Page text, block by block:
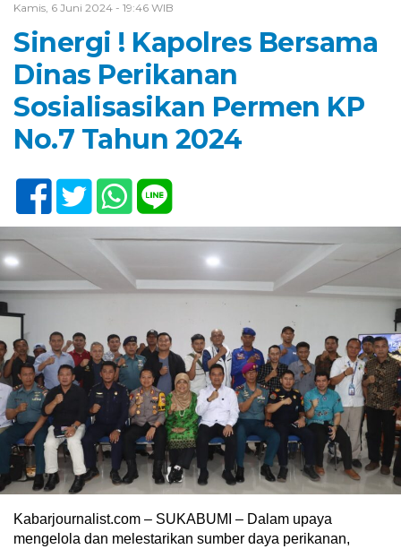
Kamis, 6 Juni 2024 - 19:46 WIB
Sinergi ! Kapolres Bersama
Dinas Perikanan
Sosialisasikan Permen KP
No.7 Tahun 2024
Kabarjournalist.com – SUKABUMI – Dalam upaya
mengelola dan melestarikan sumber daya perikanan,